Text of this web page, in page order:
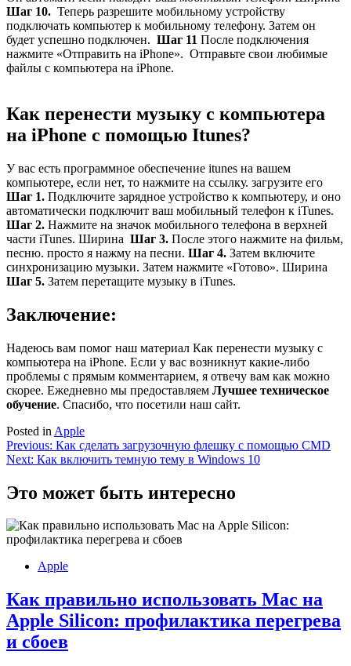
Шаг 10. Теперь разрешите мобильному устройству
подключать компьютер к мобильному телефону. Затем он
будет успешно подключен. Шаг 11 После подключения
нажмите «Отправить на iPhone». Отправьте свои любимые
файлы с компьютера на iPhone.
Как перенести музыку с компьютера
на iPhone с помощью Itunes?
У вас есть программное обеспечение itunes на вашем
компьютере, если нет, то нажмите на ссылку. загрузите его
Шаг 1. Подключите зарядное устройство к компьютеру, и оно
автоматически подключит ваш мобильный телефон к iTunes.
Шаг 2. Нажмите на значок мобильного телефона в верхней
части iTunes. Ширина Шаг 3. После этого нажмите на фильм,
песню. просто я нажму на песни. Шаг 4. Затем включите
синхронизацию музыки. Затем нажмите «Готово». Ширина
Шаг 5. Затем перетащите музыку в iTunes.
Заключение:
Надеюсь вам помог наш материал Как перенести музыку с
компьютера на iPhone. Если у вас возникнут какие-либо
проблемы с прямым комментарием, я отвечу вам как можно
скорее. Ежедневно мы предоставляем Лучшее техническое
обучение. Спасибо, что посетили наш сайт.
Posted in Apple
Навигация
по
записям
Previous: Как сделать загрузочную флешку с помощью CMD
Next: Как включить темную тему в Windows 10
Это может быть интересно
Apple
Как правильно использовать Mac на
Apple Silicon: профилактика перегрева
и сбоев